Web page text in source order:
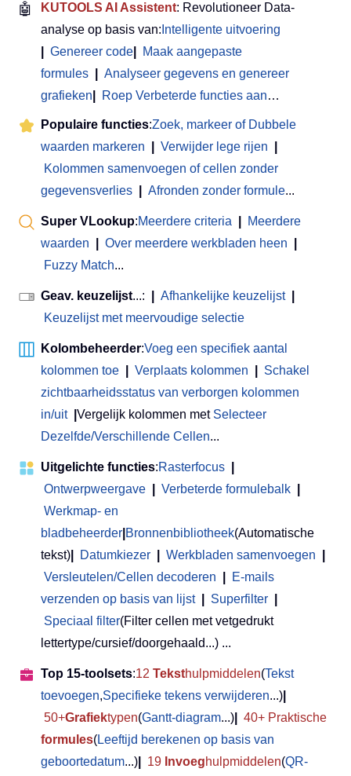
🤖 KUTOOLS AI Assistent: Revolutioneer Data-
analyse op basis van: Intelligente uitvoering
Genereer code
Maak aangepaste
formules
Analyseer gegevens en genereer
grafieken
Roep Verbeterde functies aan…
Populaire functies:Zoek, markeer of Dubbele
waarden markeren
Verwijder lege rijen
Kolommen samenvoegen of cellen zonder
gegevensverlies
Afronden zonder formule...
Super VLookup:Meerdere criteria
Meerdere
waarden
Over meerdere werkbladen heen
Fuzzy Match...
Geav. keuzelijst...: Afhankelijke keuzelijst
Keuzelijst met meervoudige selectie
Kolombeheerder:Voeg een specifiek aantal
kolommen toe
Verplaats kolommen
Schakel
zichtbaarheidsstatus van verborgen kolommen
in/uit
Vergelijk kolommen met Selecteer
Dezelfde/Verschillende Cellen...
Uitgelichte functies:Rasterfocus
Ontwerpweergave
Verbeterde formulebalk
Werkmap- en
bladbeheerder Bronnenbibliotheek(Automatische
tekst)
Datumkiezer Werkbladen samenvoegen
Versleutelen/Cellen decoderen
E-mails
verzenden op basis van lijst
Superfilter
Speciaal filter(Filter cellen met vetgedrukt
lettertype/cursief/doorgehaald...) ...
Top 15-toolsets:12 Teksthulpmiddelen(Tekst
toevoegen,Specifieke tekens verwijderen...)
50+Grafiektypen(Gantt-diagram...)
40+ Praktische
formules(Leeftijd berekenen op basis van
geboortedatum...) 19 Invoeghulpmiddelen(QR-